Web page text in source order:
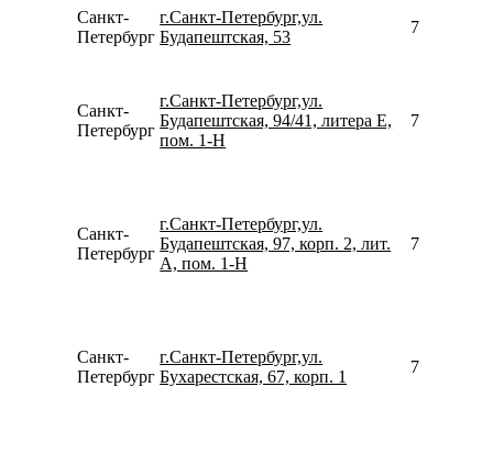
Санкт-
Петербург
г.Санкт-Петербург,ул.
Будапештская, 53
Санкт-
Петербург
г.Санкт-Петербург,ул.
Будапештская, 94/41, литера Е,
пом. 1-H
Санкт-
Петербург
г.Санкт-Петербург,ул.
Будапештская, 97, корп. 2, лит.
А, пом. 1-Н
Санкт-
Петербург
г.Санкт-Петербург,ул.
Бухарестская, 67, корп. 1